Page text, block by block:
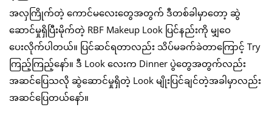
အလှကြိုက်တဲ့ ကောင်မလေးတွေအတွက် ဒီတစ်ခါမှာတော့ ဆွဲ
ဆောင်မှုရှိပြီးမိုက်တဲ့ RBF Makeup Look ပြင်နည်းကို မျှဝေ
ပေးလိုက်ပါတယ်။ ပြင်ဆင်ရတာလည်း သိပ်မခက်ခဲတာကြောင့် Try
ကြည့်ကြည့်နော်။ ဒီ Look လေးက Dinner ပွဲတွေအတွက်လည်း
အဆင်ပြေသလို ဆွဲဆောင်မှုရှိတဲ့ Look မျိုးပြင်ချင်တဲ့အခါမှာလည်း
အဆင်ပြေတယ်နော်။